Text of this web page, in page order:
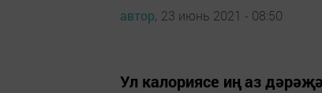
автор, 23 июнь 2021 - 08:50
Ул калориясе иң аз